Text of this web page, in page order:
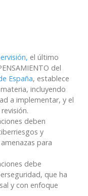
el último
del
España, establece
incluyendo
a implementar, y el
deben
y
para
debe
que ha
y con enfoque